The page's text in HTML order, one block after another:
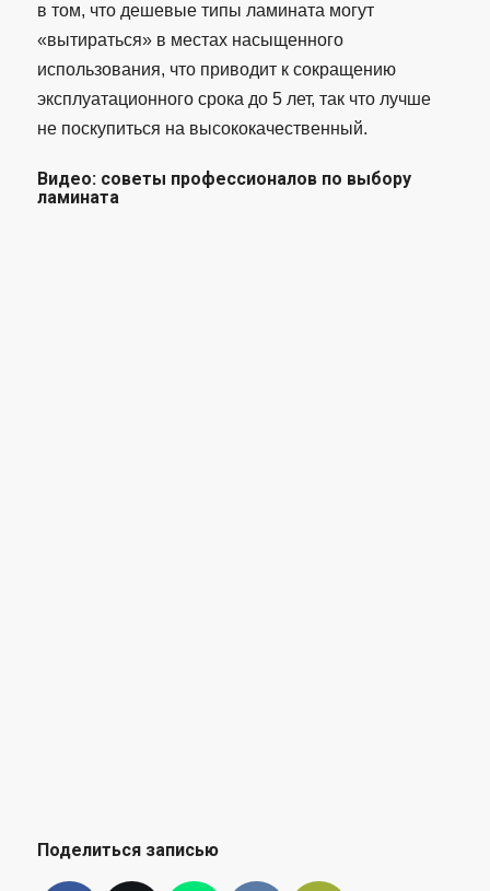
в том, что дешевые типы ламината могут
«вытираться» в местах насыщенного
использования, что приводит к сокращению
эксплуатационного срока до 5 лет, так что лучше
не поскупиться на высококачественный.
Видео: советы профессионалов по выбору
ламината
Поделиться записью